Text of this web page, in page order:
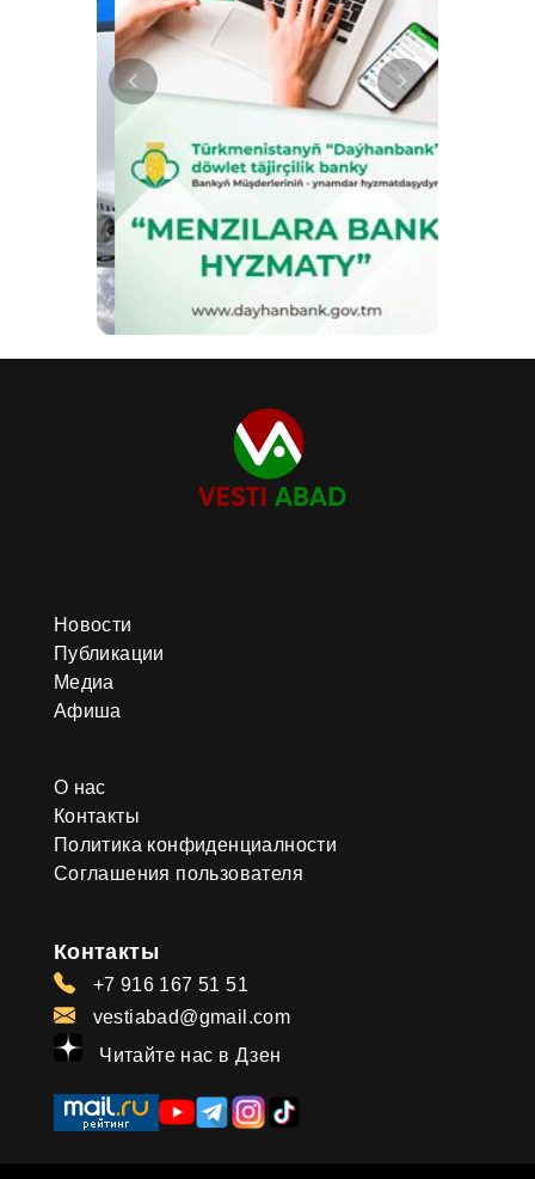
Новости
Публикации
Медиа
Афиша
О нас
Контакты
Политика конфиденциалности
Соглашения пользователя
Контакты
+7 916 167 51 51
vestiabad@gmail.com
Читайте нас в Дзен